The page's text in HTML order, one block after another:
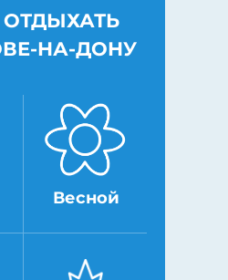
ОТДЫХАТЬ
НА-ДОНУ
Весной